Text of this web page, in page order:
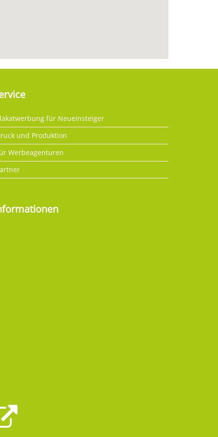
für Neueinsteiger
und Produktion
Werbeagenturen